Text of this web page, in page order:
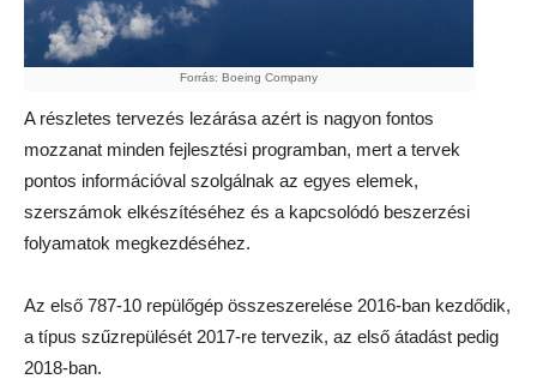
Forrás: Boeing Company
A részletes tervezés lezárása azért is nagyon fontos
mozzanat minden fejlesztési programban, mert a tervek
pontos információval szolgálnak az egyes elemek,
szerszámok elkészítéséhez és a kapcsolódó beszerzési
folyamatok megkezdéséhez.
Az első 787-10 repülőgép összeszerelése 2016-ban kezdődik,
a típus szűzrepülését 2017-re tervezik, az első átadást pedig
2018-ban.